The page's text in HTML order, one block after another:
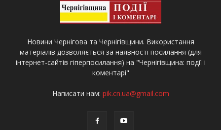
Новини Чернігова та Чернігівщини. Використання
матеріалів дозволяється за наявності посилання (для
інтернет-сайтів гіперпосилання) на "Чернігівщина: події і
коментарі"
Написати нам: pik.cn.ua@gmail.com